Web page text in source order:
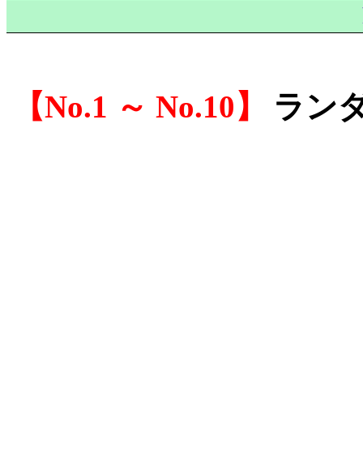
No.1 ～ No.10 ラン